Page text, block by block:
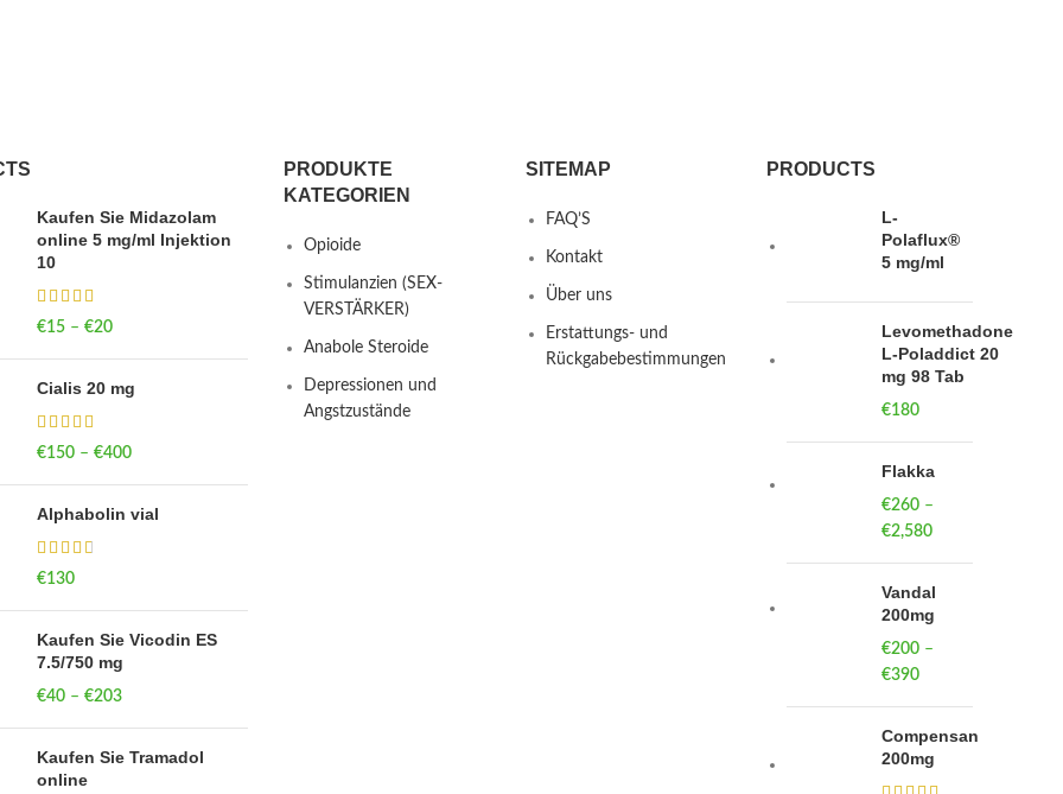
Kaufen Sie Midazolam
online 5 mg/ml Injektion
10
€15 – €20Price range: €15
Cialis 20 mg
€150 – €400Price range: €150
Alphabolin vial
€130
Kaufen Sie Vicodin ES
7.5/750 mg
€40 – €203Price range: €40
Kaufen Sie Tramadol
online
PRODUKTE
KATEGORIEN
Opioide
Stimulanzien (SEX-
VERSTÄRKER)
Anabole Steroide
Depressionen und
Angstzustände
SITEMAP
FAQ’S
Kontakt
Über uns
Erstattungs- und
Rückgabebestimmungen
PRODUCTS
L-
Polaflux®
5 mg/ml
Levomethadone
L-Poladdict 20
mg 98 Tab
€180
Flakka
€260 –
€2,580
€260
through
Vandal
200mg
€200 –
€390
through
Compensan
200mg